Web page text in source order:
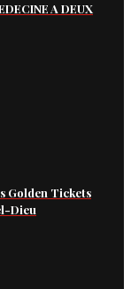
A DEUX
Golden Tickets
Dieu